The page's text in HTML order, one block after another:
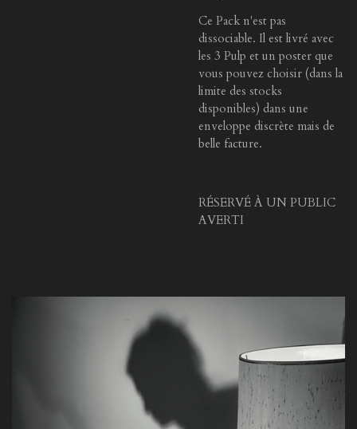
Ce Pack n'est pas
dissociable. Il est livré avec
les 3 Pulp et un poster que
vous pouvez choisir (dans la
limite des stocks
disponibles) dans une
enveloppe discrète mais de
belle facture.
RÉSERVÉ À UN PUBLIC
AVERTI